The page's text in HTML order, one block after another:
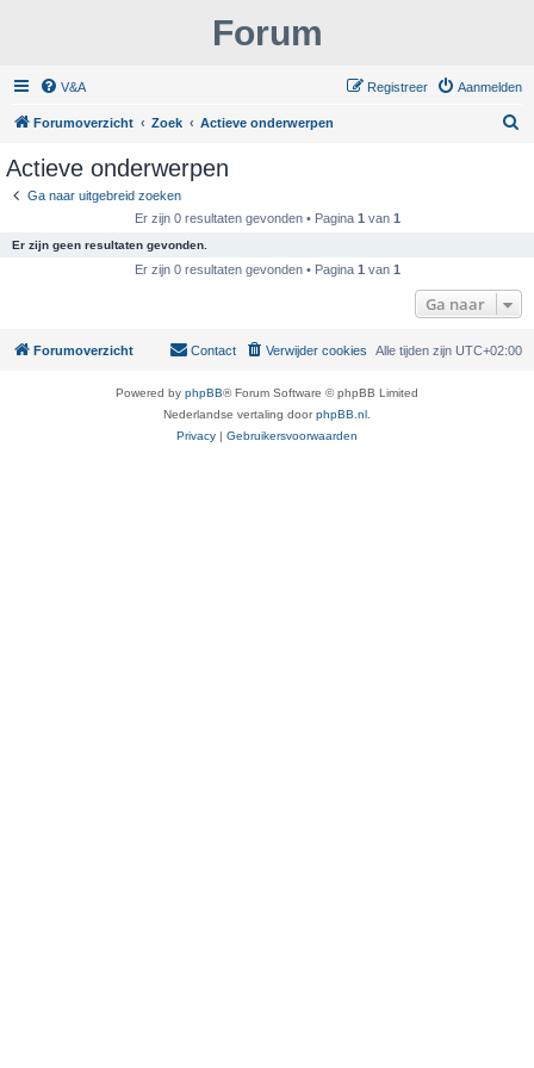
Forum
V&A Aanmelden
Registreer
Forumoverzicht Zoek Actieve onderwerpen
Actieve onderwerpen
Ga naar uitgebreid zoeken
Er zijn 0 resultaten gevonden • Pagina 1 van 1
Er zijn geen resultaten gevonden.
Er zijn 0 resultaten gevonden • Pagina 1 van 1
Ga naar
Forumoverzicht Alle tijden zijn UTC+02:00
Verwijder cookies
Contact
Powered by phpBB® Forum Software © phpBB Limited
Nederlandse vertaling doorphpBB.nl
Privacy | Gebruikersvoorwaarden